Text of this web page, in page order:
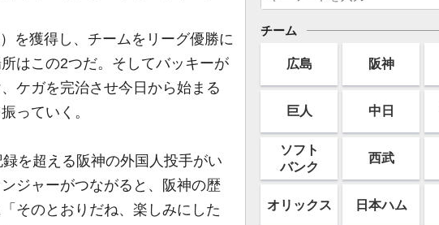
を獲得し、チームをリーグ優勝に
はこの2つだ。そしてバッキーが
ケガを完治させ今日から始まる
っていく。
を超える阪神の外国人投手がい
ジャーがつながると、阪神の歴
そのとおりだね、楽しみにした
チーム
広島 阪神
巨人 中日
ソフト
バンク
西武
オリックス 日本ハム